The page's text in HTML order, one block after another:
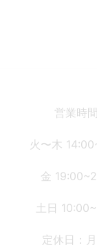
営業時間
火〜木
金
土日
定休日：